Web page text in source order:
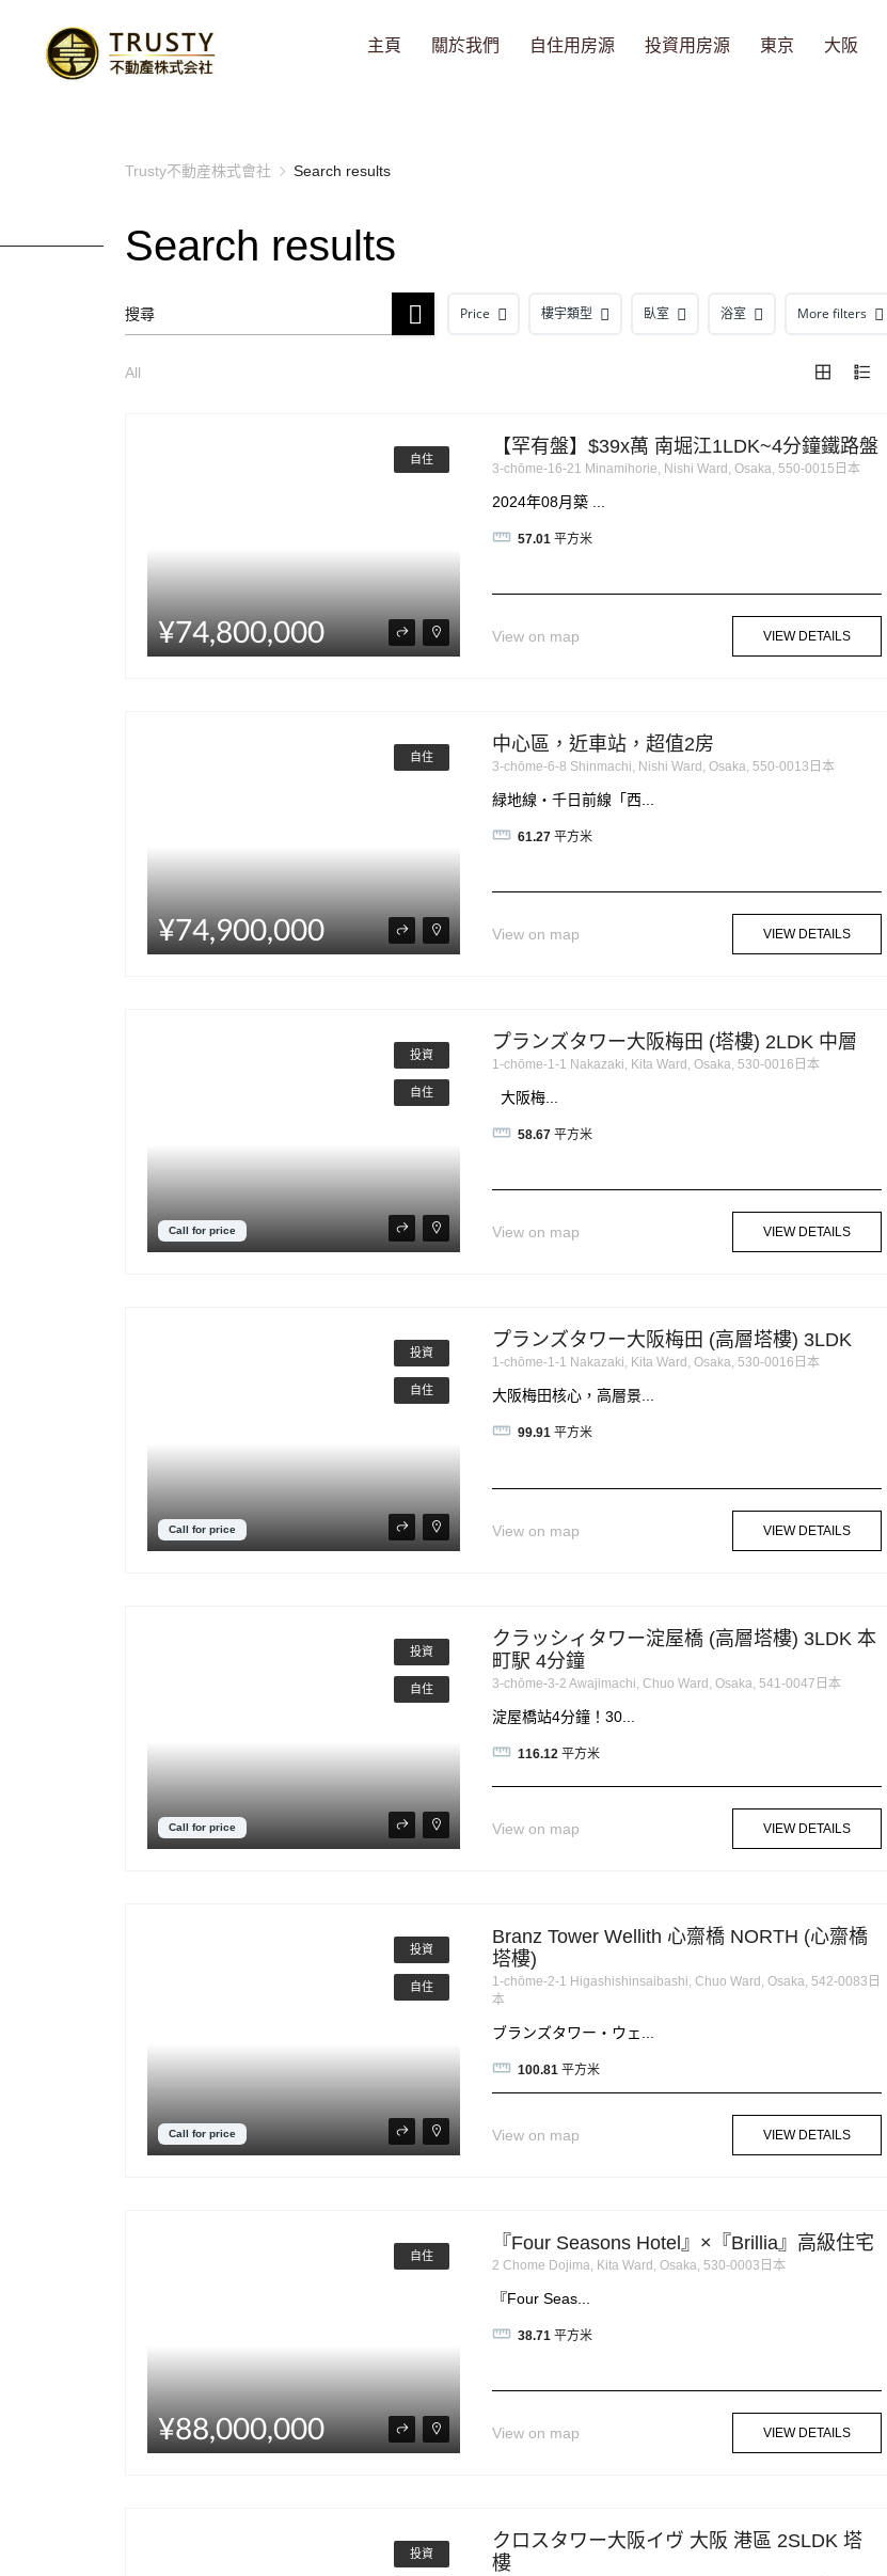
主頁 關於我們 自住用房源 投資用房源 東京 大阪
Trusty不動産株式會社 Search results
Search results
Price 樓宇類型 臥室 浴室 More filters
All
自住
¥74,800,000
【罕有盤】$39x萬 南堀江1LDK~4分鐘鐵路盤
3-chōme-16-21 Minamihorie, Nishi Ward, Osaka, 550-0015日本
2024年08月築 ...
57.01 平方米
View on map VIEW DETAILS
自住
¥74,900,000
中心區，近車站，超值2房
3-chōme-6-8 Shinmachi, Nishi Ward, Osaka, 550-0013日本
緑地線・千日前線「西...
61.27 平方米
View on map VIEW DETAILS
投資
自住
Call for price
プランズタワー大阪梅田 (塔樓) 2LDK 中層
1-chōme-1-1 Nakazaki, Kita Ward, Osaka, 530-0016日本
大阪梅...
58.67 平方米
View on map VIEW DETAILS
投資
自住
Call for price
プランズタワー大阪梅田 (高層塔樓) 3LDK
1-chōme-1-1 Nakazaki, Kita Ward, Osaka, 530-0016日本
大阪梅田核心，高層景...
99.91 平方米
View on map VIEW DETAILS
投資
自住
Call for price
クラッシィタワー淀屋橋 (高層塔樓) 3LDK 本
町駅 4分鐘
3-chōme-3-2 Awajimachi, Chuo Ward, Osaka, 541-0047日本
淀屋橋站4分鐘！30...
116.12 平方米
View on map VIEW DETAILS
投資
自住
Call for price
Branz Tower Wellith 心齋橋 NORTH (心齋橋
塔樓)
1-chōme-2-1 Higashishinsaibashi, Chuo Ward, Osaka, 542-0083日
本
ブランズタワー・ウェ...
100.81 平方米
View on map VIEW DETAILS
自住
¥88,000,000
『Four Seasons Hotel』×『Brillia』高級住宅
2 Chome Dojima, Kita Ward, Osaka, 530-0003日本
『Four Seas...
38.71 平方米
View on map VIEW DETAILS
投資
クロスタワー大阪イヴ 大阪 港區 2SLDK 塔
樓